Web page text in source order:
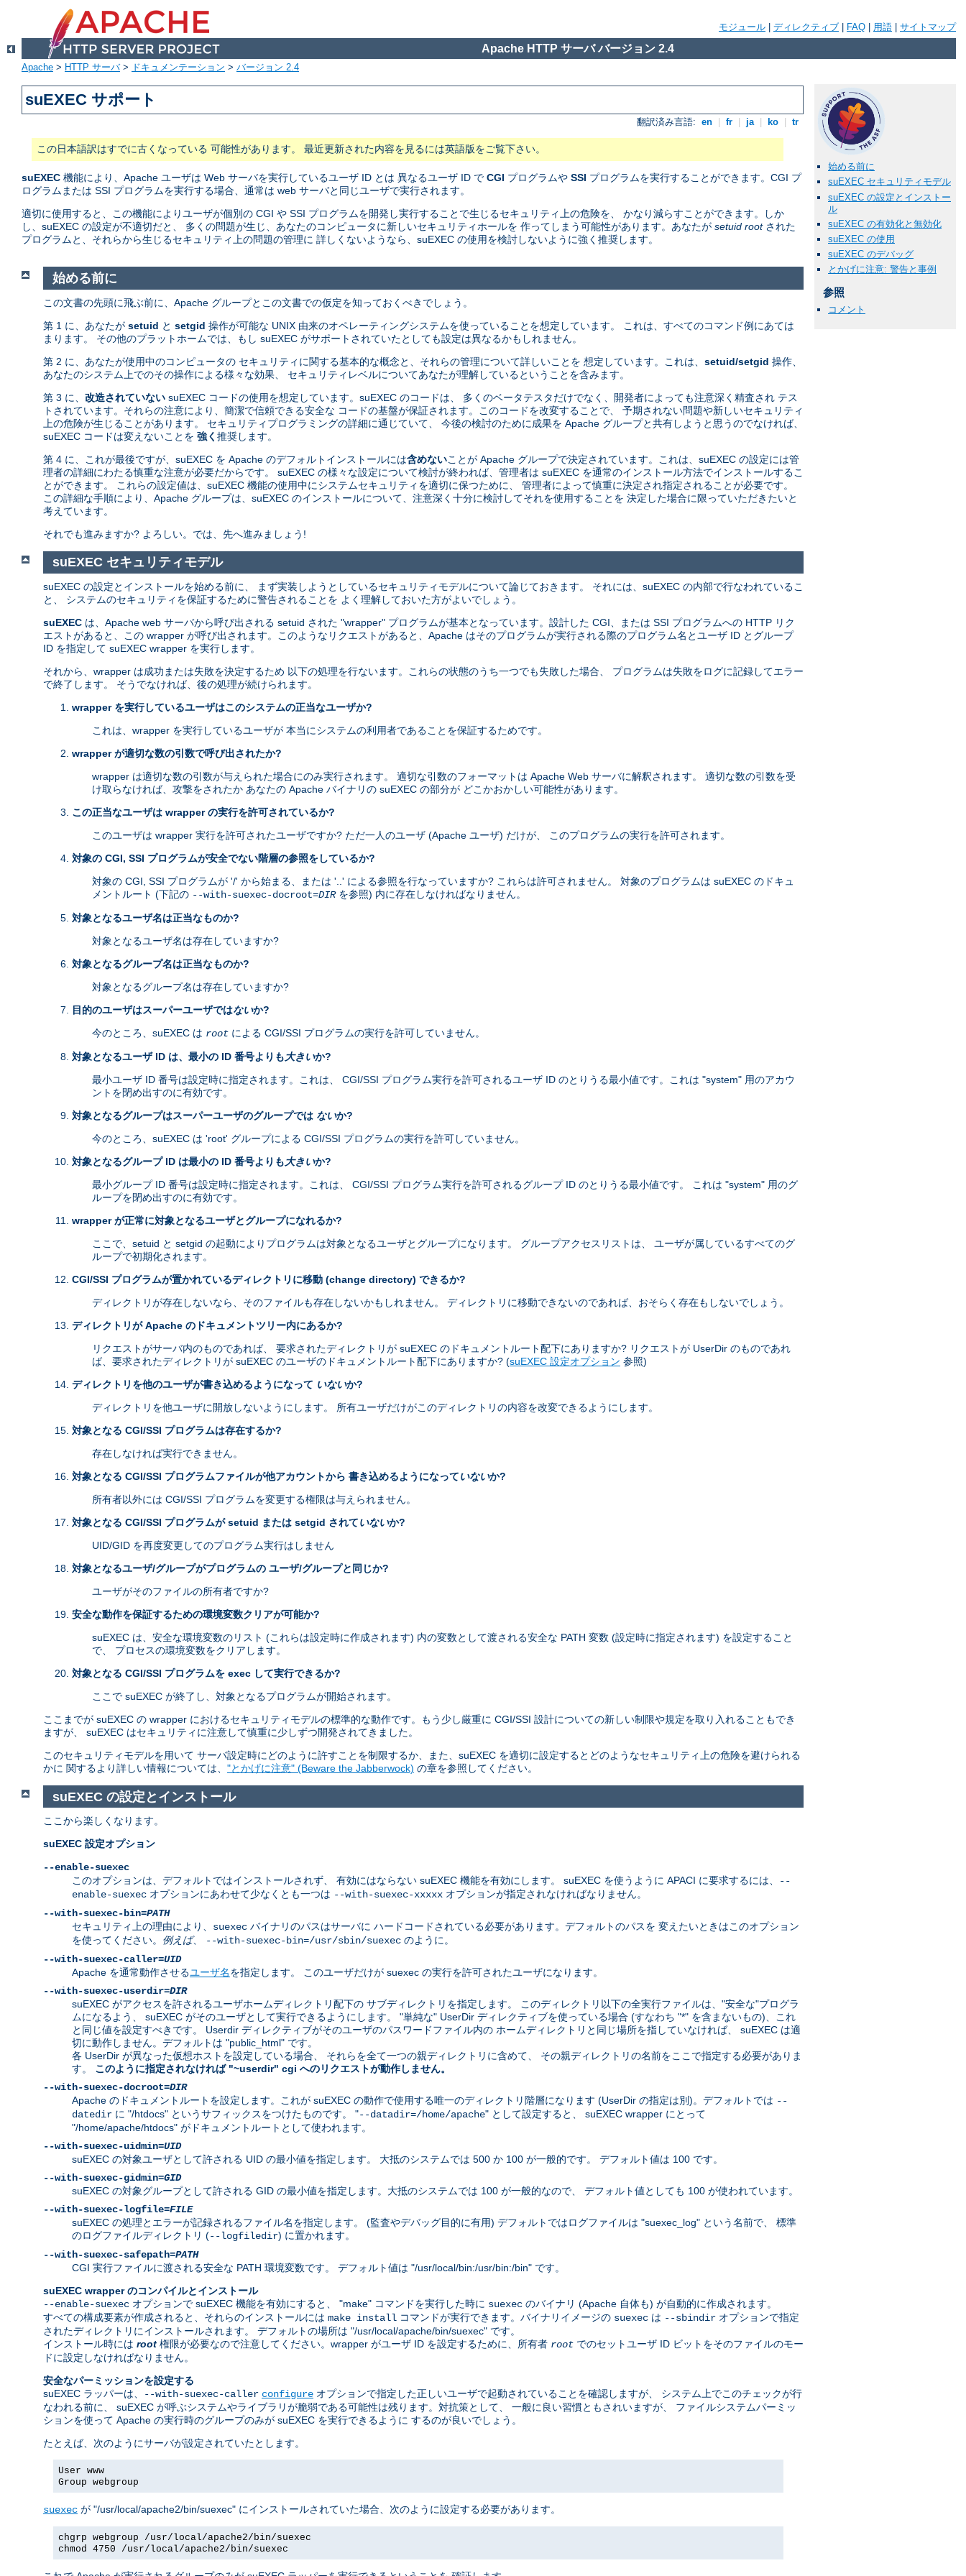
モジュール ディレクティブ FAQ 用語 サイトマップ
Apache HTTP サーバ バージョン 2.4
Apache > HTTP サーバ> ドキュメンテーション > バージョン 2.4
suEXEC サポート
翻訳済み言語: en fr ja ko tr
この日本語訳はすでに古くなっている 可能性があります。 最近更新された内容を見るには英語版をご覧下さい。
suEXEC 機能により、Apache ユーザは Web サーバを実行しているユーザ ID とは 異なるユーザ ID で CGI プログラムや SSI プログラムを実行することができます。CGI プ
ログラムまたは SSI プログラムを実行する場合、通常は web サーバと同じユーザで実行されます。
適切に使用すると、この機能によりユーザが個別の CGI や SSI プログラムを開発し実行することで生じるセキュリティ上の危険を、 かなり減らすことができます。しか
し、suEXEC の設定が不適切だと、 多くの問題が生じ、あなたのコンピュータに新しいセキュリティホールを 作ってしまう可能性があります。あなたが setuid rootされた
プログラムと、それらから生じるセキュリティ上の問題の管理に 詳しくないようなら、suEXEC の使用を検討しないように強く推奨します。
始める前に
suEXEC セキュリティモデル
suEXEC の設定とインストー
ル
suEXEC の有効化と無効化
suEXEC の使用
suEXEC のデバッグ
とかげに注意: 警告と事例
参照
コメント
始める前に
この文書の先頭に飛ぶ前に、Apache グループとこの文書での仮定を知っておくべきでしょう。
第 1 に、あなたが setuid と setgid 操作が可能な UNIX 由来のオペレーティングシステムを使っていることを想定しています。 これは、すべてのコマンド例にあては
まります。 その他のプラットホームでは、もし suEXEC がサポートされていたとしても設定は異なるかもしれません。
第 2 に、あなたが使用中のコンピュータの セキュリティに関する基本的な概念と、それらの管理について詳しいことを 想定しています。これは、 setuid/setgid 操作、
あなたのシステム上でのその操作による様々な効果、 セキュリティレベルについてあなたが理解しているということを含みます。
第 3 に、 改造されていない suEXEC コードの使用を想定しています。suEXEC のコードは、 多くのベータテスタだけでなく、開発者によっても注意深く精査され テス
トされています。それらの注意により、簡潔で信頼できる安全な コードの基盤が保証されます。このコードを改変することで、 予期されない問題や新しいセキュリティ
上の危険が生じることがあります。 セキュリティプログラミングの詳細に通じていて、 今後の検討のために成果を Apache グループと共有しようと思うのでなければ、
suEXEC コードは変えないことを 強く 推奨します。
第 4 に、これが最後ですが、suEXEC を Apache のデフォルトインストールには含めないことが Apache グループで決定されています。これは、suEXEC の設定には管
理者の詳細にわたる慎重な注意が必要だからです。 suEXEC の様々な設定について検討が終われば、管理者は suEXEC を通常のインストール方法でインストールするこ
とができます。 これらの設定値は、suEXEC 機能の使用中にシステムセキュリティを適切に保つために、 管理者によって慎重に決定され指定されることが必要です。
この詳細な手順により、Apache グループは、suEXEC のインストールについて、注意深く十分に検討してそれを使用することを 決定した場合に限っていただきたいと
考えています。
それでも進みますか? よろしい。では、先へ進みましょう!
suEXEC セキュリティモデル
suEXEC の設定とインストールを始める前に、 まず実装しようとしているセキュリティモデルについて論じておきます。 それには、suEXEC の内部で行なわれているこ
と、 システムのセキュリティを保証するために警告されることを よく理解しておいた方がよいでしょう。
suEXEC は、Apache web サーバから呼び出される setuid された "wrapper" プログラムが基本となっています。設計した CGI、または SSI プログラムへの HTTP リク
エストがあると、この wrapper が呼び出されます。このようなリクエストがあると、Apache はそのプログラムが実行される際のプログラム名とユーザ ID とグループ
ID を指定して suEXEC wrapper を実行します。
それから、wrapper は成功または失敗を決定するため 以下の処理を行ないます。これらの状態のうち一つでも失敗した場合、 プログラムは失敗をログに記録してエラー
で終了します。 そうでなければ、後の処理が続けられます。
wrapper を実行しているユーザはこのシステムの正当なユーザか?
これは、wrapper を実行しているユーザが 本当にシステムの利用者であることを保証するためです。
wrapper が適切な数の引数で呼び出されたか?
wrapper は適切な数の引数が与えられた場合にのみ実行されます。 適切な引数のフォーマットは Apache Web サーバに解釈されます。 適切な数の引数を受
け取らなければ、攻撃をされたか あなたの Apache バイナリの suEXEC の部分が どこかおかしい可能性があります。
この正当なユーザは wrapper の実行を許可されているか?
このユーザは wrapper 実行を許可されたユーザですか? ただ一人のユーザ (Apache ユーザ) だけが、 このプログラムの実行を許可されます。
対象の CGI, SSI プログラムが安全でない階層の参照をしているか?
対象の CGI, SSI プログラムが '/' から始まる、または '..' による参照を行なっていますか? これらは許可されません。 対象のプログラムは suEXEC のドキュ
メントルート (下記の --with-suexec-docroot=DIRを参照) 内に存在しなければなりません。
対象となるユーザ名は正当なものか?
対象となるユーザ名は存在していますか?
対象となるグループ名は正当なものか?
対象となるグループ名は存在していますか?
目的のユーザはスーパーユーザではないか?
今のところ、suEXEC は root による CGI/SSI プログラムの実行を許可していません。
対象となるユーザ ID は、最小の ID 番号よりも大きいか?
最小ユーザ ID 番号は設定時に指定されます。これは、 CGI/SSI プログラム実行を許可されるユーザ ID のとりうる最小値です。これは "system" 用のアカウ
ントを閉め出すのに有効です。
対象となるグループはスーパーユーザのグループでは ないか?
今のところ、suEXEC は 'root' グループによる CGI/SSI プログラムの実行を許可していません。
対象となるグループ ID は最小の ID 番号よりも大きいか?
最小グループ ID 番号は設定時に指定されます。これは、 CGI/SSI プログラム実行を許可されるグループ ID のとりうる最小値です。 これは "system" 用のグ
ループを閉め出すのに有効です。
wrapper が正常に対象となるユーザとグループになれるか?
ここで、setuid と setgid の起動によりプログラムは対象となるユーザとグループになります。 グループアクセスリストは、 ユーザが属しているすべてのグ
ループで初期化されます。
CGI/SSI プログラムが置かれているディレクトリに移動 (change directory) できるか?
ディレクトリが存在しないなら、そのファイルも存在しないかもしれません。 ディレクトリに移動できないのであれば、おそらく存在もしないでしょう。
ディレクトリが Apache のドキュメントツリー内にあるか?
リクエストがサーバ内のものであれば、 要求されたディレクトリが suEXEC のドキュメントルート配下にありますか? リクエストが UserDir のものであれ
ば、要求されたディレクトリが suEXEC のユーザのドキュメントルート配下にありますか? (suEXEC 設定オプション 参照)
ディレクトリを他のユーザが書き込めるようになって いないか?
ディレクトリを他ユーザに開放しないようにします。 所有ユーザだけがこのディレクトリの内容を改変できるようにします。
対象となる CGI/SSI プログラムは存在するか?
存在しなければ実行できません。
対象となる CGI/SSI プログラムファイルが他アカウントから 書き込めるようになっていないか?
所有者以外には CGI/SSI プログラムを変更する権限は与えられません。
対象となる CGI/SSI プログラムが setuid または setgid されていないか?
UID/GID を再度変更してのプログラム実行はしません
対象となるユーザ/グループがプログラムの ユーザ/グループと同じか?
ユーザがそのファイルの所有者ですか?
安全な動作を保証するための環境変数クリアが可能か?
suEXEC は、安全な環境変数のリスト (これらは設定時に作成されます) 内の変数として渡される安全な PATH 変数 (設定時に指定されます) を設定すること
で、 プロセスの環境変数をクリアします。
対象となる CGI/SSI プログラムを exec して実行できるか?
ここで suEXEC が終了し、対象となるプログラムが開始されます。
ここまでが suEXEC の wrapper におけるセキュリティモデルの標準的な動作です。もう少し厳重に CGI/SSI 設計についての新しい制限や規定を取り入れることもでき
ますが、 suEXEC はセキュリティに注意して慎重に少しずつ開発されてきました。
このセキュリティモデルを用いて サーバ設定時にどのように許すことを制限するか、また、suEXEC を適切に設定するとどのようなセキュリティ上の危険を避けられる
かに 関するより詳しい情報については、 "とかげに注意" (Beware the Jabberwock) の章を参照してください。
suEXEC の設定とインストール
ここから楽しくなります。
suEXEC 設定オプション
--enable-suexec
このオプションは、デフォルトではインストールされず、 有効にはならない suEXEC 機能を有効にします。 suEXEC を使うように APACI に要求するには、
--
enable-suexec オプションにあわせて少なくとも一つは --with-suexec-xxxxx オプションが指定されなければなりません。
--with-suexec-bin=PATH
セキュリティ上の理由により、 suexec バイナリのパスはサーバに ハードコードされている必要があります。デフォルトのパスを 変えたいときはこのオプション
を使ってください。 例えば、 --with-suexec-bin=/usr/sbin/suexec のように。
--with-suexec-caller=UID
Apache を通常動作させるユーザ名を指定します。 このユーザだけが suexec の実行を許可されたユーザになります。
--with-suexec-userdir=DIR
suEXEC がアクセスを許されるユーザホームディレクトリ配下の サブディレクトリを指定します。 このディレクトリ以下の全実行ファイルは、"安全な"プログラ
ムになるよう、 suEXEC がそのユーザとして実行できるようにします。 "単純な" UserDir ディレクティブを使っている場合 (すなわち "*" を含まないもの)、これ
と同じ値を設定すべきです。 Userdir ディレクティブがそのユーザのパスワードファイル内の ホームディレクトリと同じ場所を指していなければ、 suEXEC は適
切に動作しません。デフォルトは "public_html" です。
各 UserDir が異なった仮想ホストを設定している場合、 それらを全て一つの親ディレクトリに含めて、 その親ディレクトリの名前をここで指定する必要がありま
す。 このように指定されなければ "~userdir" cgi へのリクエストが動作しません。
--with-suexec-docroot=DIR
Apache のドキュメントルートを設定します。これが suEXEC の動作で使用する唯一のディレクトリ階層になります (UserDir の指定は別)。デフォルトでは --
datedir に "/htdocs" というサフィックスをつけたものです。 "--datadir=/home/apache" として設定すると、 suEXEC wrapper にとって
"/home/apache/htdocs" がドキュメントルートとして使われます。
--with-suexec-uidmin=UID
suEXEC の対象ユーザとして許される UID の最小値を指定します。 大抵のシステムでは 500 か 100 が一般的です。 デフォルト値は 100 です。
--with-suexec-gidmin=GID
suEXEC の対象グループとして許される GID の最小値を指定します。大抵のシステムでは 100 が一般的なので、 デフォルト値としても 100 が使われています。
--with-suexec-logfile=FILE
suEXEC の処理とエラーが記録されるファイル名を指定します。 (監査やデバッグ目的に有用) デフォルトではログファイルは "suexec_log" という名前で、 標準
のログファイルディレクトリ (--logfiledir) に置かれます。
--with-suexec-safepath=PATH
CGI 実行ファイルに渡される安全な PATH 環境変数です。 デフォルト値は "/usr/local/bin:/usr/bin:/bin" です。
suEXEC wrapper のコンパイルとインストール
--enable-suexec オプションで suEXEC 機能を有効にすると、 "make" コマンドを実行した時に suexec のバイナリ (Apache 自体も) が自動的に作成されます。
すべての構成要素が作成されると、それらのインストールには make install コマンドが実行できます。バイナリイメージの suexec は --sbindir オプションで指定
されたディレクトリにインストールされます。 デフォルトの場所は "/usr/local/apache/bin/suexec" です。
インストール時には root 権限が必要なので注意してください。wrapper がユーザ ID を設定するために、所有者 root でのセットユーザ ID ビットをそのファイルのモー
ドに設定しなければなりません。
安全なパーミッションを設定する
suEXEC ラッパーは、
--with-suexec-caller configure オプションで指定した正しいユーザで起動されていることを確認しますが、 システム上でこのチェックが行
なわれる前に、 suEXEC が呼ぶシステムやライブラリが脆弱である可能性は残ります。対抗策として、 一般に良い習慣ともされいますが、 ファイルシステムパーミッ
ションを使って Apache の実行時のグループのみが suEXEC を実行できるように するのが良いでしょう。
たとえば、次のようにサーバが設定されていたとします。
User www
Group webgroup
suexec が "/usr/local/apache2/bin/suexec" にインストールされていた場合、次のように設定する必要があります。
chgrp webgroup /usr/local/apache2/bin/suexec
chmod 4750 /usr/local/apache2/bin/suexec